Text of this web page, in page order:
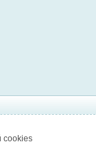
cookies